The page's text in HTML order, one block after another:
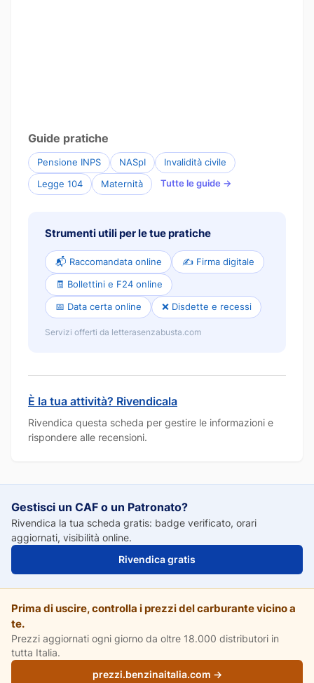
Guide pratiche
Pensione INPS NASpI
Invalidità civile
Legge 104
Maternità Tutte le guide →
Strumenti utili per le tue pratiche
📬 Raccomandata online ✍️ Firma digitale
🧾 Bollettini e F24 online
📅 Data certa online ❌ Disdette e recessi
Servizi offerti da letterasenzabusta.com
È la tua attività? Rivendicala
Rivendica questa scheda per gestire le informazioni e
rispondere alle recensioni.
Gestisci un CAF o un Patronato?
Rivendica la tua scheda gratis: badge verificato, orari
aggiornati, visibilità online.
Rivendica gratis
Prima di uscire, controlla i prezzi del carburante vicino a
te.
Prezzi aggiornati ogni giorno da oltre 18.000 distributori in
tutta Italia.
prezzi.benzinaitalia.com →